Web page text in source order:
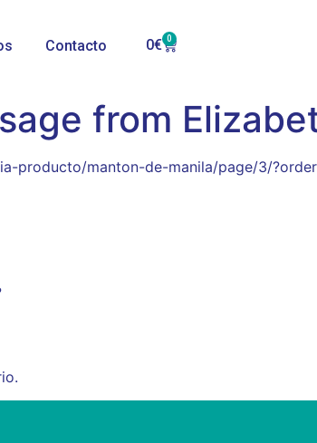
Contacto 0€ 0
from
producto/manton-de-manila/page/3/